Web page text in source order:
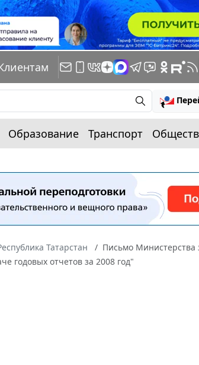
Образование Транспорт
Татарстан
Письмо Министерства
годовых отчетов за 2008 год"